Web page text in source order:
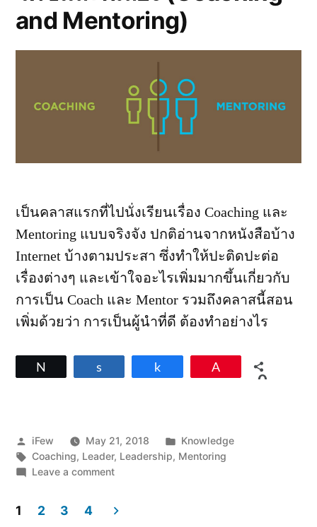
ไม่รู้
อะไร
เลย
and Mentoring)
เป็นคลาสแรกที่ไปนั่งเรียนเรื่อง Coaching และ
Mentoring แบบจริงจัง ปกติอ่านจากหนังสือบ้าง
Internet บ้างตามประสา ซึ่งทำให้ปะติดปะต่อ
เรื่องต่างๆ และเข้าใจอะไรเพิ่มมากขึ้นเกี่ยวกับ
การเป็น Coach และ Mentor รวมถึงคลาสนี้สอน
เพิ่มด้วยว่า การเป็นผู้นำที่ดี ต้องทำอย่างไร
0
Posted
by
iFew May 21, 2018
Posted
in
Knowledge
Tags:
Coaching, Leader, Leadership, Mentoring
Leave a commenton
บวก
1 2 3 4